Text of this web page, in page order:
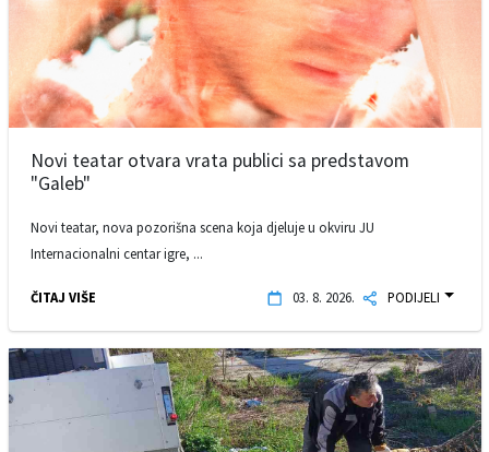
Novi teatar otvara vrata publici sa predstavom
"Galeb"
Novi teatar, nova pozorišna scena koja djeluje u okviru JU
Internacionalni centar igre, ...
ČITAJ VIŠE 03. 8. 2026. PODIJELI